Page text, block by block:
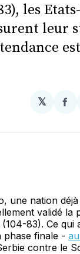
les
leur
𝕏
une nation déjà
validé la
83). Ce qui
phase finale -
contre le